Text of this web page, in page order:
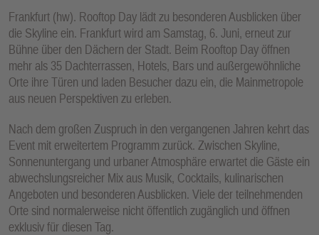
Frankfurt (hw). Rooftop Day lädt zu besonderen Ausblicken über
die Skyline ein. Frankfurt wird am Samstag, 6. Juni, erneut zur
Bühne über den Dächern der Stadt. Beim Rooftop Day öffnen
mehr als 35 Dachterrassen, Hotels, Bars und außergewöhnliche
Orte ihre Türen und laden Besucher dazu ein, die Mainmetropole
aus neuen Perspektiven zu erleben.
Nach dem großen Zuspruch in den vergangenen Jahren kehrt das
Event mit erweitertem Programm zurück. Zwischen Skyline,
Sonnenuntergang und urbaner Atmosphäre erwartet die Gäste ein
abwechslungsreicher Mix aus Musik, Cocktails, kulinarischen
Angeboten und besonderen Ausblicken. Viele der teilnehmenden
Orte sind normalerweise nicht öffentlich zugänglich und öffnen
exklusiv für diesen Tag.
E
R
F
U
N
K
TI
O
N
E
N